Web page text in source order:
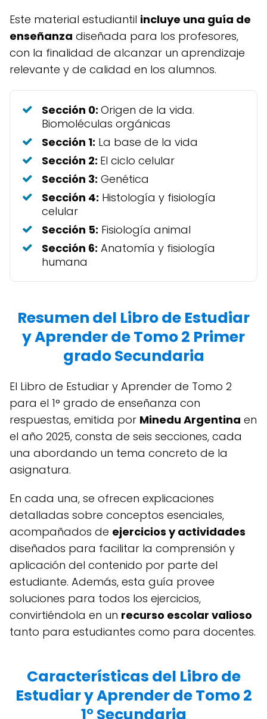
Este material estudiantil incluye una guía de
enseñanza diseñada para los profesores,
con la finalidad de alcanzar un aprendizaje
relevante y de calidad en los alumnos.
Sección 0: Origen de la vida.
Biomoléculas orgánicas
Sección 1: La base de la vida
Sección 2: El ciclo celular
Sección 3: Genética
Sección 4: Histología y fisiología
celular
Sección 5: Fisiología animal
Sección 6: Anatomía y fisiología
humana
Resumen del Libro de Estudiar
y Aprender de Tomo 2 Primer
grado Secundaria
El Libro de Estudiar y Aprender de Tomo 2
para el 1° grado de enseñanza con
respuestas, emitida por Minedu Argentina en
el año 2025, consta de seis secciones, cada
una abordando un tema concreto de la
asignatura.
En cada una, se ofrecen explicaciones
detalladas sobre conceptos esenciales,
acompañados de ejercicios y actividades
diseñados para facilitar la comprensión y
aplicación del contenido por parte del
estudiante. Además, esta guía provee
soluciones para todos los ejercicios,
convirtiéndola en un recurso escolar valioso
tanto para estudiantes como para docentes.
Características del Libro de
Estudiar y Aprender de Tomo 2
1° Secundaria